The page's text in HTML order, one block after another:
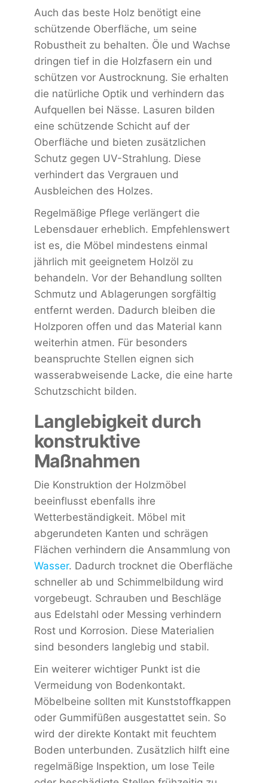
Auch das beste Holz benötigt eine
schützende Oberfläche, um seine
Robustheit zu behalten. Öle und Wachse
dringen tief in die Holzfasern ein und
schützen vor Austrocknung. Sie erhalten
die natürliche Optik und verhindern das
Aufquellen bei Nässe. Lasuren bilden
eine schützende Schicht auf der
Oberfläche und bieten zusätzlichen
Schutz gegen UV-Strahlung. Diese
verhindert das Vergrauen und
Ausbleichen des Holzes.
Regelmäßige Pflege verlängert die
Lebensdauer erheblich. Empfehlenswert
ist es, die Möbel mindestens einmal
jährlich mit geeignetem Holzöl zu
behandeln. Vor der Behandlung sollten
Schmutz und Ablagerungen sorgfältig
entfernt werden. Dadurch bleiben die
Holzporen offen und das Material kann
weiterhin atmen. Für besonders
beanspruchte Stellen eignen sich
wasserabweisende Lacke, die eine harte
Schutzschicht bilden.
Langlebigkeit durch
konstruktive
Maßnahmen
Die Konstruktion der Holzmöbel
beeinflusst ebenfalls ihre
Wetterbeständigkeit. Möbel mit
abgerundeten Kanten und schrägen
Flächen verhindern die Ansammlung von
Wasser. Dadurch trocknet die Oberfläche
schneller ab und Schimmelbildung wird
vorgebeugt. Schrauben und Beschläge
aus Edelstahl oder Messing verhindern
Rost und Korrosion. Diese Materialien
sind besonders langlebig und stabil.
Ein weiterer wichtiger Punkt ist die
Vermeidung von Bodenkontakt.
Möbelbeine sollten mit Kunststoffkappen
oder Gummifüßen ausgestattet sein. So
wird der direkte Kontakt mit feuchtem
Boden unterbunden. Zusätzlich hilft eine
regelmäßige Inspektion, um lose Teile